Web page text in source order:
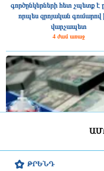
գործընկերների հետ չպետք է
որպես զրոյական
վարչապետ
4 ժամ առաջ
ուղարկել ծանր և
ԹՐԵՆԴ